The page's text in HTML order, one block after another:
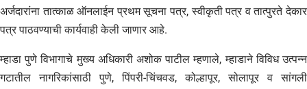
अर्जदारांना तात्काळ ऑनलाईन प्रथम सूचना पत्र, स्वीकृती पत्र व तात्पुरते देकार
पत्र पाठवण्याची कार्यवाही केली जाणार आहे.
म्हाडा पुणे विभागाचे मुख्य अधिकारी अशोक पाटील म्हणाले, म्हाडाने विविध उत्पन्न
गटातील नागरिकांसाठी पुणे, पिंपरी-चिंचवड, कोल्हापूर, सोलापूर व सांगली